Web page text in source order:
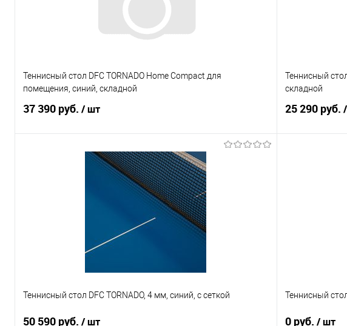
Теннисный стол DFC TORNADO Home Compact для
помещения, синий, складной
37 390 руб. / шт
Подписаться
К сравнению
Под заказ
Теннисный
складной
25 290 руб.
Теннисный стол DFC TORNADO, 4 мм, синий, с сеткой
50 590 руб. / шт
Теннисный
0 руб. / шт